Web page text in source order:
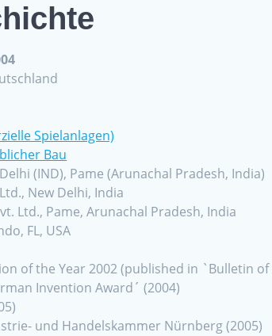
Spielanlagen)
Bau
(IND), Pame (Arunachal Pradesh, India)
New Delhi, India
Ltd., Pame, Arunachal Pradesh, India
FL, USA
of the Year 2002 (published in `Bulletin
Invention Award´ (2004)
und Handelskammer Nürnberg (2005)